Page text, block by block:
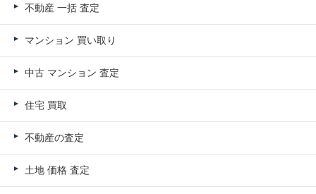
不動産 一括 査定
マンション 買い取り
中古 マンション 査定
住宅 買取
不動産の査定
土地 価格 査定